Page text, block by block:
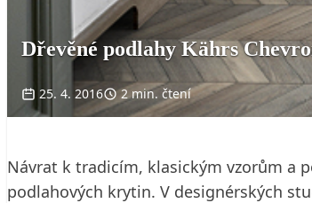
Dřevěné podlahy Kährs
25. 4. 2016 2 min. čtení
Návrat k tradicím, klasickým vzorům a
podlahových krytin. V designérských